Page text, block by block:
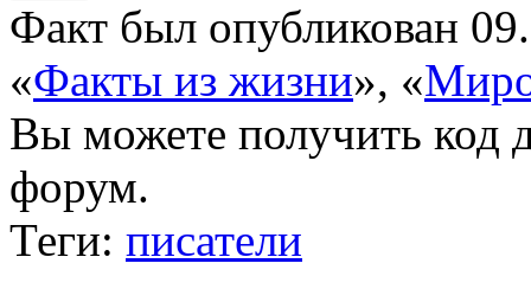
Факт был опубликован
«Факты из жизни», «
Вы можете получить код
форум.
Теги: писатели